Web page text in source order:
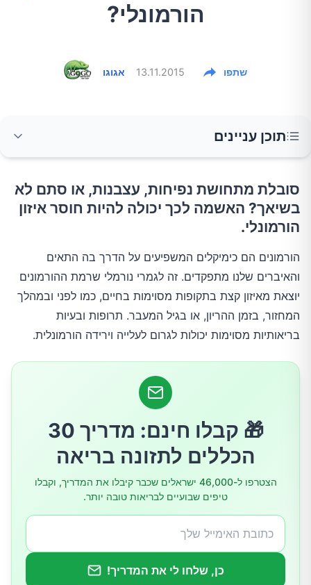
הורמונלי?
אגוגו 13.11.2015 שתפו
תוכן עניינים
זיכרון מעורפל
בעיות במערכת העיכול
עייפות מתמשכת
קוטביות במצבי הרוח ודיכאון
יובש בנרתיק
אובדן התשוקה המינית
שינויים בשדיים
איך מגיעים לאיזון הורמונלי?
סובלת מתחושת נפיחות, עצבנות, או סתם לא
בשיאך? האשמה לכך יכולה להיות חוסר איזון
הורמונלי.
הורמונים הם כימיקלים המשפיעים על הדרך בה התאים
והאיברים שלנו מתפקדים. זה לגמרי נורמלי שרמת ההורמונים
יוצאת מאיזון קצת בתקופות מסוימות בחיים, כמו לפני ובמהלך
המחזור, בזמן ההריון, או בגיל המעבר. תרופות ובעיות
בריאותיות מסוימות יכולות לגרום לעלייה וירידה הורמונלית.
🎁 קבלו חינם: מדריך 30
הכללים לתזונה בריאה
הצטרפו ל-46,000 ישראלים שכבר קיבלו את המדריך, וקבלו
טיפים שבועיים לבריאות טובה יותר.
כן, שלחו לי את המדריך!